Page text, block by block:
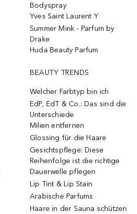
Bodyspray
Yves Saint Laurent Y
Summer Mink - Parfum by
Drake
Huda Beauty Parfum
BEAUTY TRENDS
Welcher Farbtyp bin ich
EdP, EdT & Co.: Das sind die
Unterschiede
Milien entfernen
Glossing für die Haare
Gesichtspflege: Diese
Reihenfolge ist die richtige
Dauerwelle pflegen
Lip Tint & Lip Stain
Arabische Parfums
Haare in der Sauna schützen